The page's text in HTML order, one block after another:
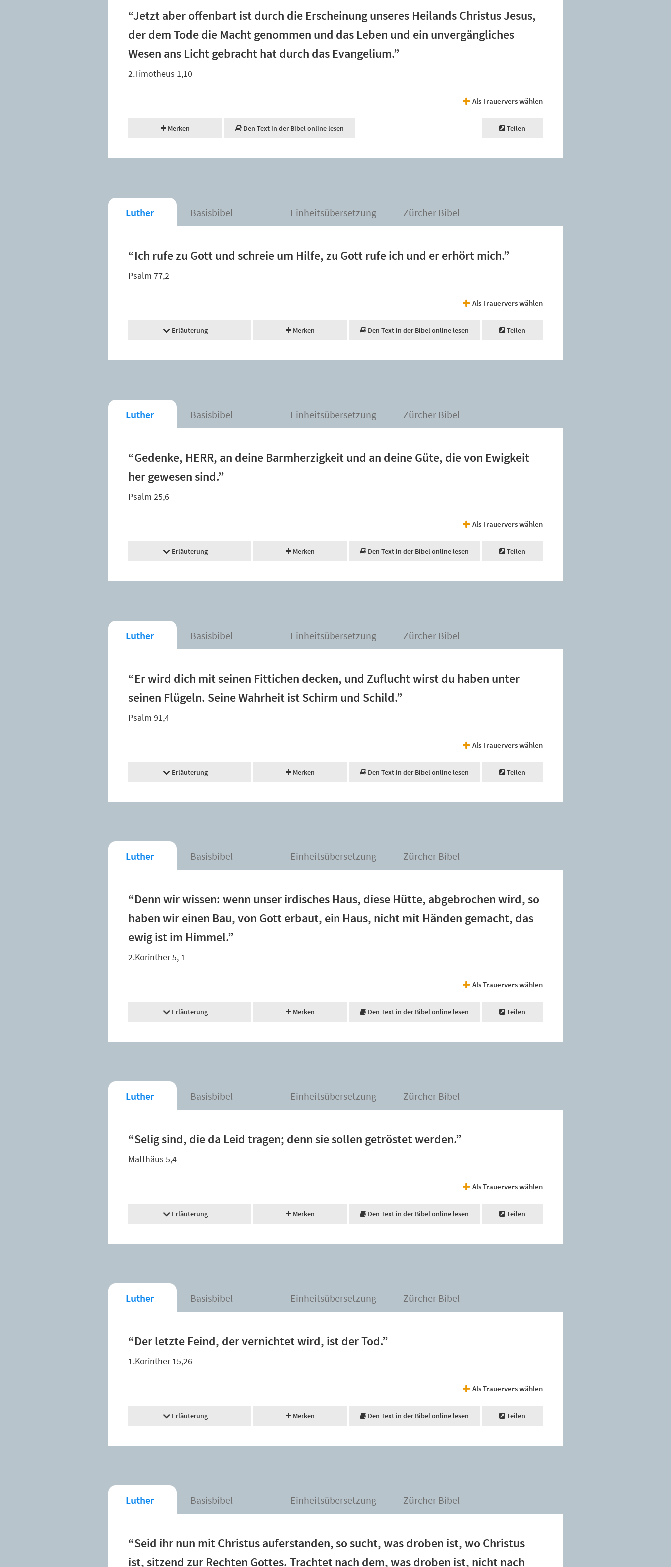
“Jetzt aber offenbart ist durch die Erscheinung unseres Heilands Christus Jesus,
der dem Tode die Macht genommen und das Leben und ein unvergängliches
Wesen ans Licht gebracht hat durch das Evangelium.”
2.Timotheus 1,10
Als Trauervers wählen
Merken Den Text in der Bibel online lesen Teilen
Luther Basisbibel Einheitsübersetzung Zürcher Bibel
“Ich rufe zu Gott und schreie um Hilfe, zu Gott rufe ich und er erhört mich.”
Psalm 77,2
Als Trauervers wählen
Erläuterung Merken Den Text in der Bibel online lesen Teilen
Luther Basisbibel Einheitsübersetzung Zürcher Bibel
“Gedenke, HERR, an deine Barmherzigkeit und an deine Güte, die von Ewigkeit
her gewesen sind.”
Psalm 25,6
Als Trauervers wählen
Erläuterung Merken Den Text in der Bibel online lesen Teilen
Luther Basisbibel Einheitsübersetzung Zürcher Bibel
“Er wird dich mit seinen Fittichen decken, und Zuflucht wirst du haben unter
seinen Flügeln. Seine Wahrheit ist Schirm und Schild.”
Psalm 91,4
Als Trauervers wählen
Erläuterung Merken Den Text in der Bibel online lesen Teilen
Luther Basisbibel Einheitsübersetzung Zürcher Bibel
“Denn wir wissen: wenn unser irdisches Haus, diese Hütte, abgebrochen wird, so
haben wir einen Bau, von Gott erbaut, ein Haus, nicht mit Händen gemacht, das
ewig ist im Himmel.”
2.Korinther 5, 1
Als Trauervers wählen
Erläuterung Merken Den Text in der Bibel online lesen Teilen
Luther Basisbibel Einheitsübersetzung Zürcher Bibel
“Selig sind, die da Leid tragen; denn sie sollen getröstet werden.”
Matthäus 5,4
Als Trauervers wählen
Erläuterung Merken Den Text in der Bibel online lesen Teilen
Luther Basisbibel Einheitsübersetzung Zürcher Bibel
“Der letzte Feind, der vernichtet wird, ist der Tod.”
1.Korinther 15,26
Als Trauervers wählen
Erläuterung Merken Den Text in der Bibel online lesen Teilen
Luther Basisbibel Einheitsübersetzung Zürcher Bibel
“Seid ihr nun mit Christus auferstanden, so sucht, was droben ist, wo Christus
ist, sitzend zur Rechten Gottes. Trachtet nach dem, was droben ist, nicht nach